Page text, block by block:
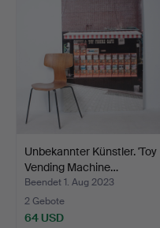
Unbekannter Künstler. 'Toy
Vending Machine…
Beendet 1. Aug 2023
2 Gebote
64 USD